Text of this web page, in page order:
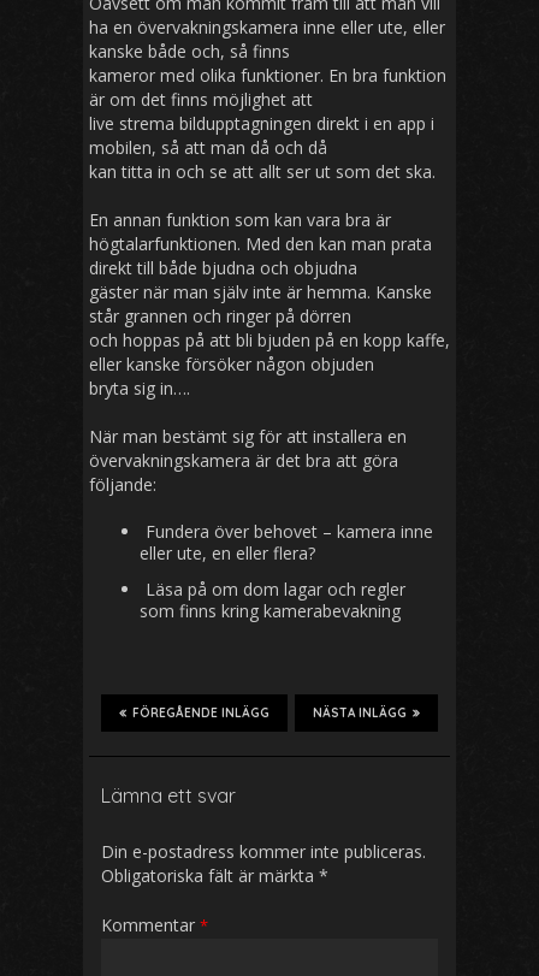
ha en övervakningskamera inne eller ute, eller
kanske både och, så finns
kameror med olika funktioner. En bra funktion
är om det finns möjlighet att
live strema bildupptagningen direkt i en app i
mobilen, så att man då och då
kan titta in och se att allt ser ut som det ska.
En annan funktion som kan vara bra är
högtalarfunktionen. Med den kan man prata
direkt till både bjudna och objudna
gäster när man själv inte är hemma. Kanske
står grannen och ringer på dörren
och hoppas på att bli bjuden på en kopp kaffe,
eller kanske försöker någon objuden
bryta sig in….
När man bestämt sig för att installera en
övervakningskamera är det bra att göra
följande:
Fundera över behovet – kamera inne
eller ute, en eller flera?
Läsa på om dom lagar och regler
som finns kring kamerabevakning
NÄSTA INLÄGG
FÖREGÅENDE INLÄGG
Lämna ett svar
Din e-postadress kommer inte publiceras.
Obligatoriska fält är märkta *
Kommentar *